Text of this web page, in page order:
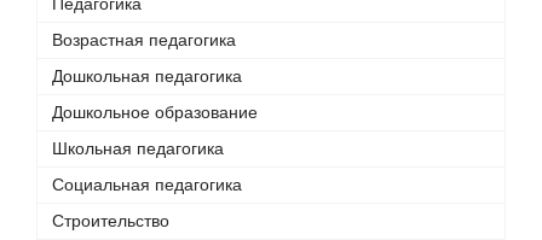
Возрастная педагогика
Дошкольная педагогика
Дошкольное образование
Школьная педагогика
Социальная педагогика
Строительство